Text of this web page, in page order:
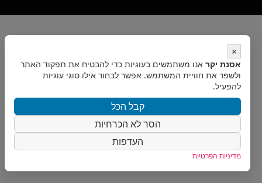
×
אסנת יקר אנו משתמשים בעוגיות כדי להבטיח את תפקוד האתר
ולשפר את חוויית המשתמש. אפשר לבחור אילו סוגי עוגיות
להפעיל.
קבל הכל
הסר לא הכרחיות
העדפות
מדיניות הפרטיות